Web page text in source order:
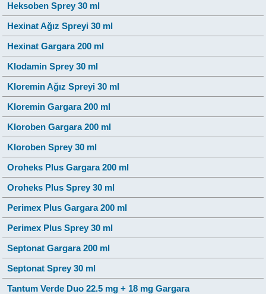
Heksoben Sprey 30 ml
Hexinat Ağız Spreyi 30 ml
Hexinat Gargara 200 ml
Klodamin Sprey 30 ml
Kloremin Ağız Spreyi 30 ml
Kloremin Gargara 200 ml
Kloroben Gargara 200 ml
Kloroben Sprey 30 ml
Oroheks Plus Gargara 200 ml
Oroheks Plus Sprey 30 ml
Perimex Plus Gargara 200 ml
Perimex Plus Sprey 30 ml
Septonat Gargara 200 ml
Septonat Sprey 30 ml
Tantum Verde Duo 22.5 mg + 18 mg Gargara